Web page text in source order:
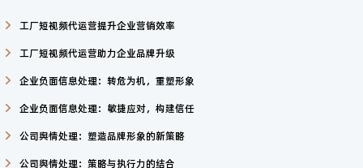
工厂短视频代运营提升企业营销效率
工厂短视频代运营助力企业品牌升级
企业负面信息处理：转危为机，重塑形象
企业负面信息处理：敏捷应对，构建信任
公司舆情处理：塑造品牌形象的新策略
公司舆情处理：策略与执行力的结合